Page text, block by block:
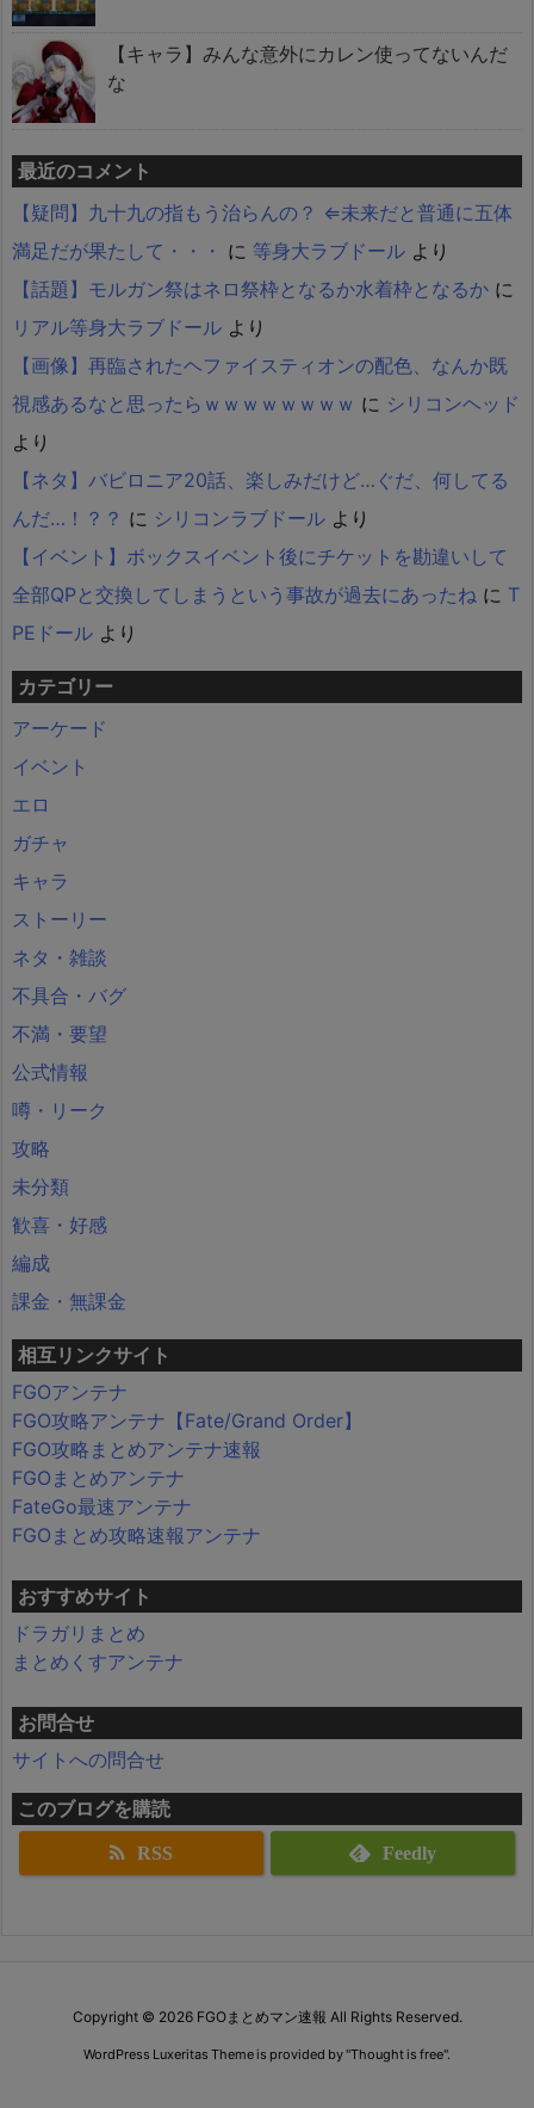
【キャラ】みんな意外にカレン使ってないんだ
な
最近のコメント
【疑問】九十九の指もう治らんの？ ⇐未来だと普通に五体
満足だが果たして・・・ に 等身大ラブドール より
【話題】モルガン祭はネロ祭枠となるか水着枠となるか に
リアル等身大ラブドール より
【画像】再臨されたヘファイスティオンの配色、なんか既
視感あるなと思ったらｗｗｗｗｗｗｗｗ に シリコンヘッド
より
【ネタ】バビロニア20話、楽しみだけど…ぐだ、何してる
んだ…！？？ に シリコンラブドール より
【イベント】ボックスイベント後にチケットを勘違いして
全部QPと交換してしまうという事故が過去にあったね に T
PEドール より
カテゴリー
アーケード
イベント
エロ
ガチャ
キャラ
ストーリー
ネタ・雑談
不具合・バグ
不満・要望
公式情報
噂・リーク
攻略
未分類
歓喜・好感
編成
課金・無課金
相互リンクサイト
FGOアンテナ
FGO攻略アンテナ【Fate/Grand Order】
FGO攻略まとめアンテナ速報
FGOまとめアンテナ
FateGo最速アンテナ
FGOまとめ攻略速報アンテナ
おすすめサイト
ドラガリまとめ
まとめくすアンテナ
お問合せ
サイトへの問合せ
このブログを購読
RSS Feedly
Copyright © 2026 FGOまとめマン速報 All Rights Reserved.
WordPress Luxeritas Theme is provided by "Thought is free".